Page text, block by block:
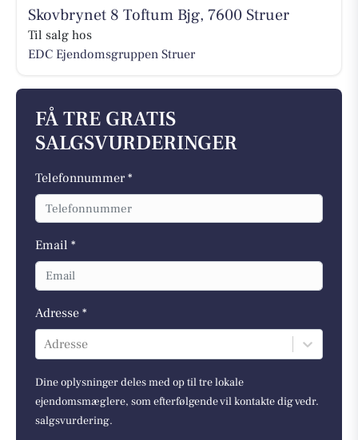
Skovbrynet 8 Toftum Bjg, 7600 Struer
Til salg hos
EDC Ejen­doms­grup­pen Struer
FÅ TRE GRATIS
SALGSVURDERINGER
Telefonnummer *
Email *
Adresse *
Adresse
Dine oplysninger deles med op til tre lokale
ejendomsmæglere, som efterfølgende vil kontakte dig vedr.
salgsvurdering.